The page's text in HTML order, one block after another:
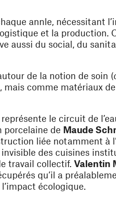
annle, nécessitant
et la production.
aussi du social, du
de la notion de soin (
comme matériaux
représente le circuit de
porcelaine de Maude
liée notamment à
des cuisines
travail collectif. Valentin
qu’il a
écologique.